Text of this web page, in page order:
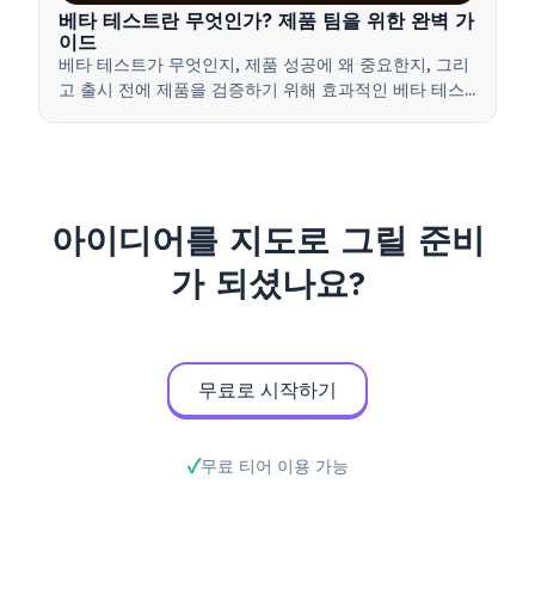
베타 테스트란 무엇인가? 제품 팀을 위한 완벽 가
이드
베타 테스트가 무엇인지, 제품 성공에 왜 중요한지, 그리
고 출시 전에 제품을 검증하기 위해 효과적인 베타 테스
아이디어를 지도로 그릴 준비
가 되셨나요?
무료로 시작하기
무료 티어 이용 가능